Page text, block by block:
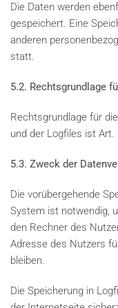
Die Daten werden
gespeichert. Eine
anderen
statt.
5.2. Rechtsgrundlage
Rechtsgrundlage für
und der Logfiles ist Art.
5.3. Zweck der
Die vorübergehende
System ist notwendig,
den Rechner des
Adresse des Nutzers
bleiben.
Die Speicherung in